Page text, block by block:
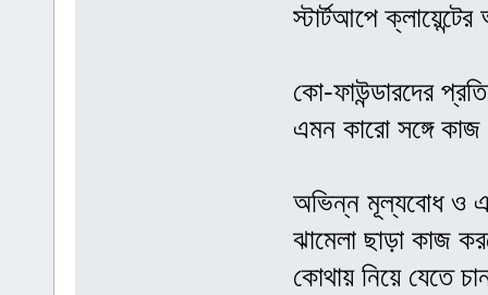
স্টার্টআপে
কো-ফাউন্ডারদের
এমন কারো সঙ্গে
অভিন্ন মূল্যবোধ ও
ঝামেলা ছাড়া কাজ
কোথায় নিয়ে যেতে